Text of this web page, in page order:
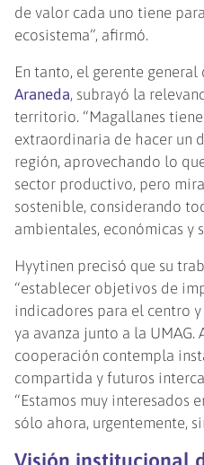
de valor cada uno tiene
ecosistema”, afirmó.
En tanto, el gerente
Araneda, subrayó la
territorio. “Magallanes
extraordinaria de hacer un
región, aprovechando lo
sector productivo, pero
sostenible, considerando
ambientales, económicas y
Hyytinen precisó que su
“establecer objetivos de
indicadores para el centro
ya avanza junto a la UMAG.
cooperación contempla
compartida y futuros
“Estamos muy interesados
sólo ahora, urgentemente,